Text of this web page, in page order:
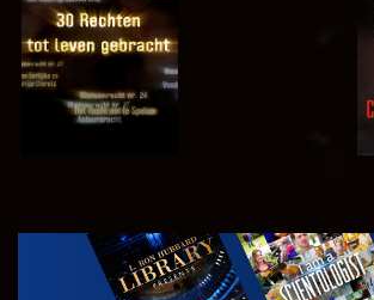
KIJK